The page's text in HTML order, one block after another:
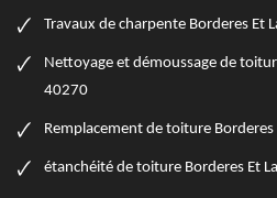
Travaux de charpente Borderes Et
Nettoyage et démoussage de
40270
Remplacement de toiture
étanchéité de toiture Borderes Et